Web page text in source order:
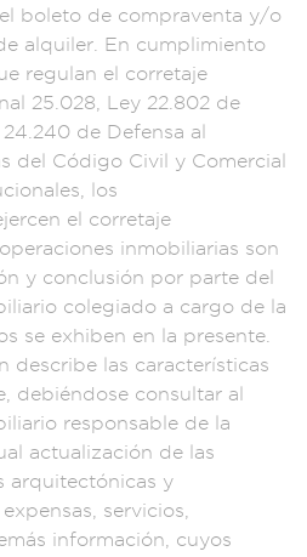
boleto de compraventa y/o
alquiler. En cumplimiento
regulan el corretaje
25.028, Ley 22.802 de
24.240 de Defensa al
del Código Civil y Comercial
s, los
rcen el corretaje
operaciones inmobiliarias son
y conclusión por parte del
colegiado a cargo de la
se exhiben en la presente.
describe las características
debiéndose consultar al
responsable de la
actualización de las
arquitectónicas y
expensas, servicios,
s información, cuyos